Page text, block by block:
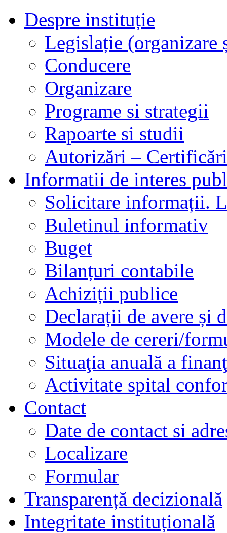
Despre instituție
Legislație
Conducere
Organizare
Programe si strategii
Rapoarte si studii
Autorizări –
Informatii de interes
Solicitare informații.
Buletinul informativ
Buget
Bilanțuri contabile
Achiziții publice
Declarații de avere și
Modele de cereri/
Situaţia anuală a
Activitate spital
Contact
Date de contact si
Localizare
Formular
Transparență decizională
Integritate instituțională